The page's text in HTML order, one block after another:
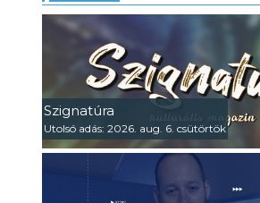
Szignatúra
Utolsó adás: 2026. aug. 6. csütörtök